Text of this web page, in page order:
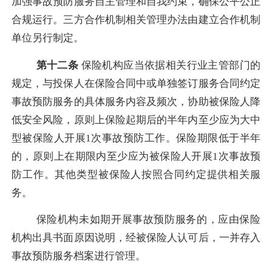
合规运行。三方合作机制相关管理办法由建立合作机制
单位另行制定。
第十二条 保险机构应当依据相关行业主管部门的
规定，与投保人在保险合同中或单独签订服务合同约定
事故预防服务的具体服务内容及频次，协助被保险人降
低安全风险，原则上保险起期后的半年内至少应为大中
型被保险人开展1次事故预防工作。保险期限低于半年
的， 原则上在期限内至少应为被保险人开展1次事故预
防工作。其他类型被保险人按照合同约定提供相关服
务。
保险机构未如期开展事故预防服务的，应由保险
机构出具书面原因说明，经被保险人认可后，一并存入
事故预防服务档案进行管理。